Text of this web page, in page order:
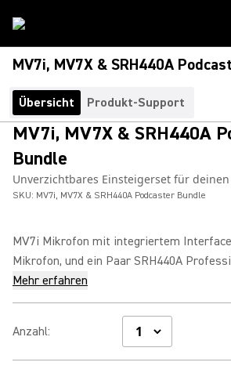
MV7i, MV7X & SRH440A
Übersicht Produkt-Support
MV7i, MV7X & SRH440A
Bundle
Unverzichtbares Einsteigerset für
SKU: MV7i, MV7X & SRH440A Podcaster Bundle
MV7i Mikrofon mit integriertem
Mikrofon, und ein Paar SRH440A
Mehr erfahren
Anzahl: